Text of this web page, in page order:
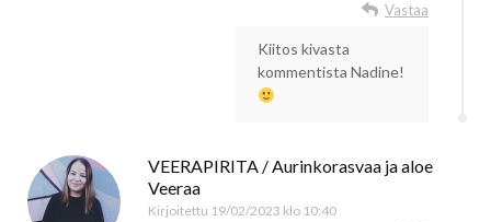
Vastaa
Kiitos kivasta
kommentista Nadine!
VEERAPIRITA / Aurinkorasvaa ja aloe
Veeraa
Kirjoitettu 19/02/2023 klo 10:40